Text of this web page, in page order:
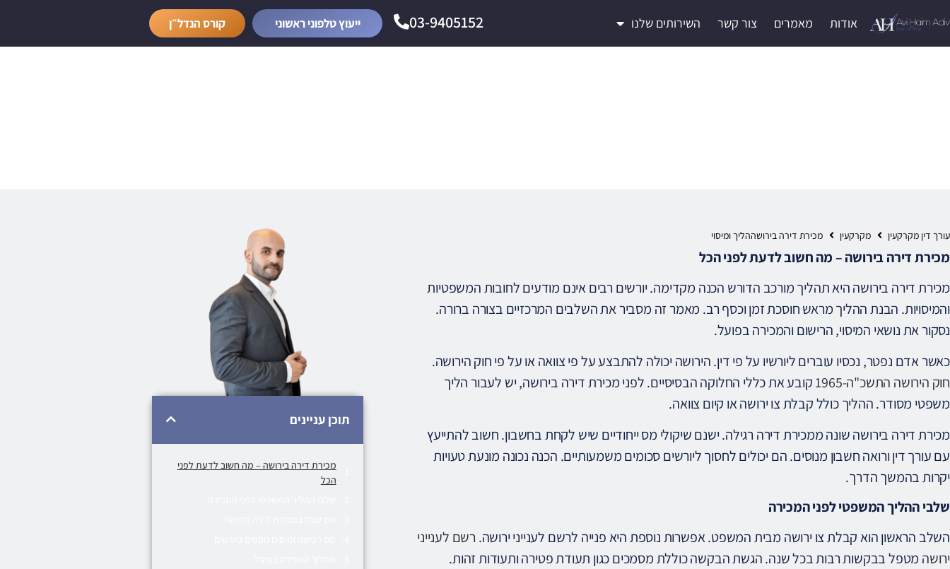
אודות מאמרים צור קשר השירותים שלנו 03-9405152 ייעוץ טלפוני ראשוני קורס הנדל״ן
עורך דין מקרקעין מקרקעין מכירת דירה בירושההליך ומיסוי
מכירת דירה בירושה – מה חשוב לדעת לפני הכל
מכירת דירה בירושה היא תהליך מורכב הדורש הכנה מקדימה. יורשים רבים אינם מודעים לחובות המשפטיות
והמיסויות. הבנת ההליך מראש חוסכת זמן וכסף רב. מאמר זה מסביר את השלבים המרכזיים בצורה ברורה.
נסקור את נושאי המיסוי, הרישום והמכירה בפועל.
כאשר אדם נפטר, נכסיו עוברים ליורשיו על פי דין. הירושה יכולה להתבצע על פי צוואה או על פי חוק הירושה.
חוק הירושה התשכ"ה-1965
קובע את כללי החלוקה הבסיסיים. לפני מכירת דירה בירושה, יש לעבור הליך
משפטי מסודר. ההליך כולל קבלת צו ירושה או קיום צוואה.
מכירת דירה בירושה שונה ממכירת דירה רגילה. ישנם שיקולי מס ייחודיים שיש לקחת בחשבון. חשוב להתייעץ
עם עורך דין ורואה חשבון מנוסים. הם יכולים לחסוך ליורשים סכומים משמעותיים. הכנה נכונה מונעת טעויות
יקרות בהמשך הדרך.
שלבי ההליך המשפטי לפני המכירה
השלב הראשון הוא קבלת צו ירושה מבית המשפט. אפשרות נוספת היא פנייה לרשם לענייני ירושה. רשם לענייני
ירושה מטפל בבקשות רבות בכל שנה. הגשת הבקשה כוללת מסמכים כגון תעודת פטירה ותעודות זהות.
תוכן עניינים
מכירת דירה בירושה – מה חשוב לדעת לפני
הכל